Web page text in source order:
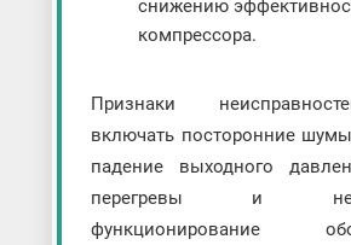
снижению
компрессора.
Признаки
включать посторонние
падение выходного
перегревы и
функционирование